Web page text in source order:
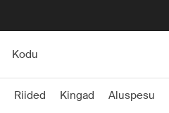
Kodu
Riided Kingad Aluspesu